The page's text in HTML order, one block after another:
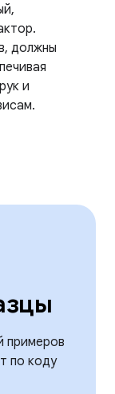
должны
и
примеров
по коду